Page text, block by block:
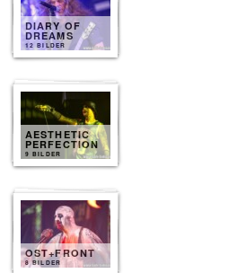
DIARY OF
DREAMS
12 BILDER
AESTHETIC
PERFECTION
9 BILDER
OST+FRONT
8 BILDER